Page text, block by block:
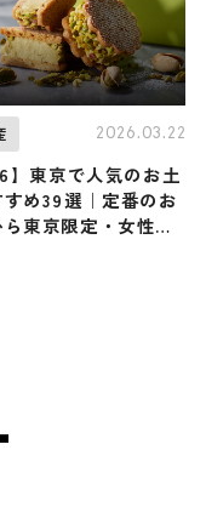
2026.03.22
】東京で人気のお土
め39選｜定番のお
東京限定・女性向